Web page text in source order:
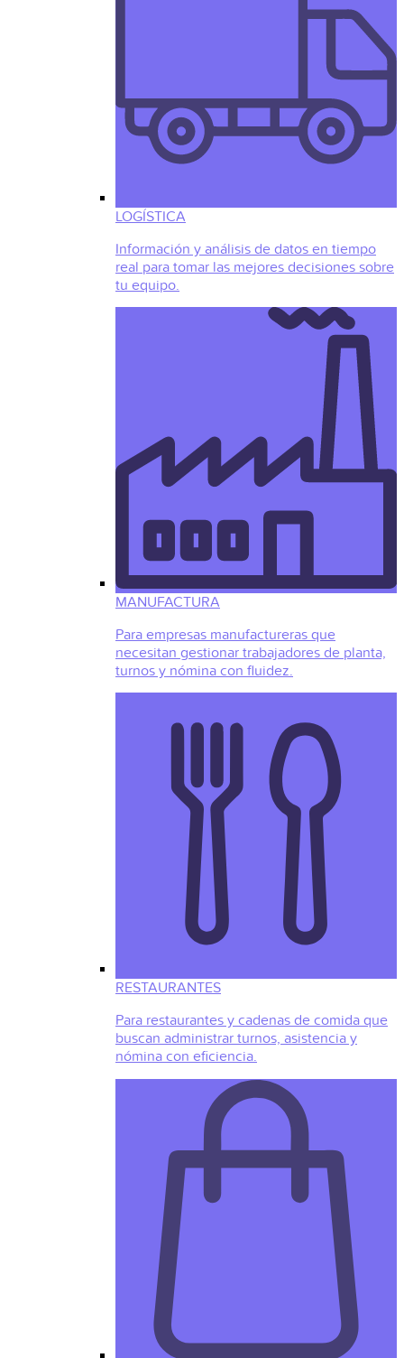
LOGÍSTICA
Información y análisis de datos en tiempo
real para tomar las mejores decisiones sobre
tu equipo.
MANUFACTURA
Para empresas manufactureras que
necesitan gestionar trabajadores de planta,
turnos y nómina con fluidez.
RESTAURANTES
Para restaurantes y cadenas de comida que
buscan administrar turnos, asistencia y
nómina con eficiencia.